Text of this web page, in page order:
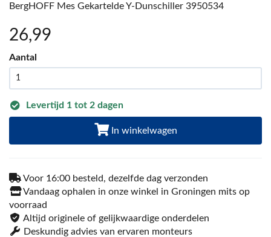
BergHOFF Mes Gekartelde Y-Dunschiller 3950534
26,99
Aantal
Levertijd 1 tot 2 dagen
In winkelwagen
Voor 16:00 besteld, dezelfde dag verzonden
Vandaag ophalen in onze winkel in Groningen mits op
voorraad
Altijd originele of gelijkwaardige onderdelen
Deskundig advies van ervaren monteurs